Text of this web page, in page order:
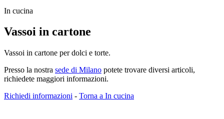
In cucina
Vassoi in cartone
Vassoi in cartone per dolci e torte.
Presso la nostra sede di Milano potete trovare diversi articoli,
richiedete maggiori informazioni.
Richiedi informazioni - Torna a In cucina